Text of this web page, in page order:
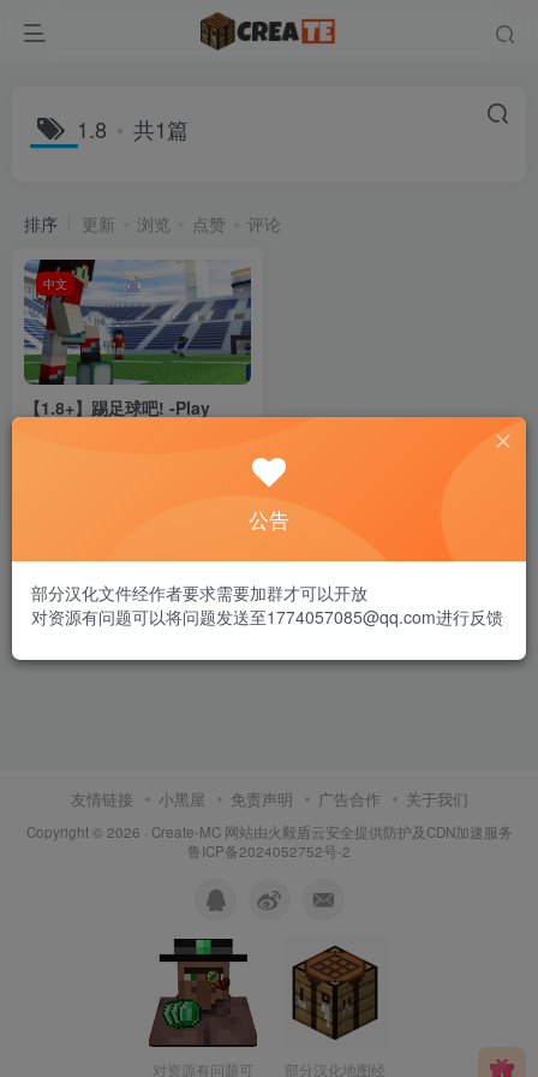
1.8 共1篇
排序 更新 浏览 点赞 评论
中文
【1.8+】踢足球吧! -Play
友情链接 小黑屋 免责声明 广告合作 关于我们
Copyright © 2026 · Create-MC网站由火毅盾云安全提供防护及CDN加速服务
鲁ICP备2024052752号-2
对资源有问题可 部分汉化地图经
公告
部分汉化文件经作者要求需要加群才可以开放
对资源有问题可以将问题发送至1774057085@qq.com进行反馈